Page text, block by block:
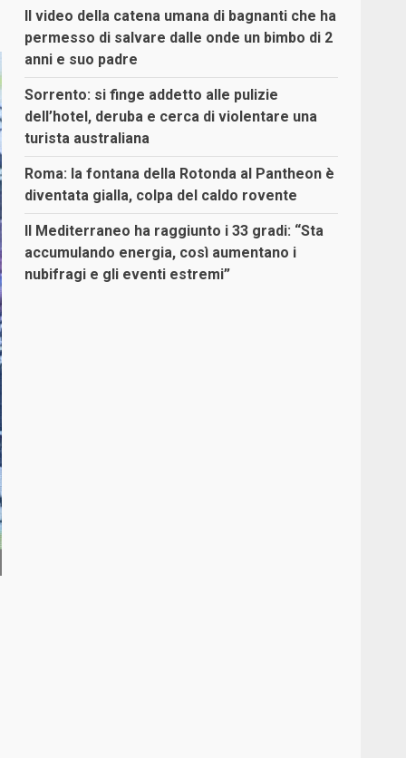
Il video della catena umana di bagnanti che ha
permesso di salvare dalle onde un bimbo di 2
anni e suo padre
Sorrento: si finge addetto alle pulizie
dell’hotel, deruba e cerca di violentare una
turista australiana
Roma: la fontana della Rotonda al Pantheon è
diventata gialla, colpa del caldo rovente
Il Mediterraneo ha raggiunto i 33 gradi: “Sta
accumulando energia, così aumentano i
nubifragi e gli eventi estremi”